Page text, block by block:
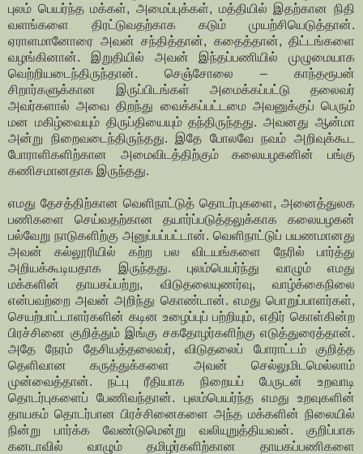
புலம் பெயர்ந்த மக்கள், அமைப்புக்கள், மத்தியில் இதற்கான நிதி
வளங்களை திரட்டுவதற்காக கடும் முயற்சியெடுத்தான்.
ஏராளமானோரை அவன் சந்தித்தான், கதைத்தான், திட்டங்களை
வழங்கினான். இறுதியில் அவன் இந்தப்பணியில் முழுமையாக
வெற்றியடைந்திருந்தான். செஞ்சோலை – காந்தரூபன்
சிறார்களுக்கான இருப்பிடங்கள் அமைக்கப்பட்டு தலைவர்
அவர்களால் அவை திறந்து வைக்கப்பட்டமை அவனுக்குப் பெரும்
மன மகிழ்வையும் திருப்தியையும் தந்திருந்தது. அவனது ஆன்மா
அன்று நிறைவடைந்திருந்தது. இதே போலவே நவம் அறிவுக்கூட
போராளிகளிற்கான அமைவிடத்திற்கும் கலையழகனின் பங்கு
கணிசமானதாக இருந்தது.
எமது தேசத்திற்கான வெளிநாட்டுத் தொடர்புகளை, அனைத்துலக
பணிகளை செய்வதற்கான தயார்ப்படுத்தலுக்காக கலையழகன்
பல்வேறு நாடுகளிற்கு அனுப்பப்பட்டான். வெளிநாட்டுப் பயணமானது
அவன் கல்லூரியில் கற்ற பல விடயங்களை நேரில் பார்த்து
அறியக்கூடியதாக இருந்தது. புலம்பெயர்ந்து வாழும் எமது
மக்களின் தாயகப்பற்று, விடுதலையுணர்வு, வாழ்க்கைநிலை
என்பவற்றை அவன் அறிந்து கொண்டான். எமது பொறுப்பாளர்கள்,
செயற்பாட்டாளர்களின் கடின உழைப்புப் பற்றியும், எதிர் கொள்கின்ற
பிரச்சினை குறித்தும் இங்கு சகதோழர்களிற்கு எடுத்துரைத்தான்.
அதே நேரம் தேசியத்தலைவர், விடுதலைப் போராட்டம் குறித்த
தெளிவான கருத்துக்களை அவன் செல்லுமிடமெல்லாம்
முன்வைத்தான். நட்பு ரீதியாக நிறையப் பேருடன் உறவாடி
தொடர்புகளைப் பேணிவந்தான். புலம்பெயர்ந்த எமது உறவுகளின்
தாயகம் தொடர்பான பிரச்சினைகளை அந்த மக்களின் நிலையில்
நின்று பார்க்க வேண்டுமென்று வலியுறுத்தியவன். குறிப்பாக
கனடாவில் வாழும் தமிழர்களிற்கான தாயகப்பணிகளை